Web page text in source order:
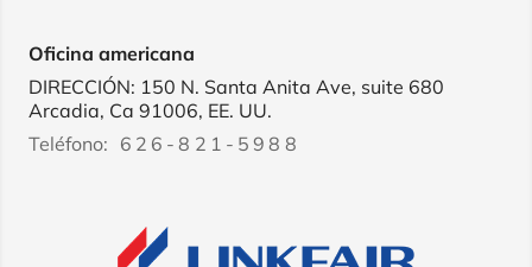
Oficina americana
DIRECCIÓN: 150 N. Santa Anita Ave, suite 680
Arcadia, Ca 91006, EE. UU.
Teléfono: 626-821-5988